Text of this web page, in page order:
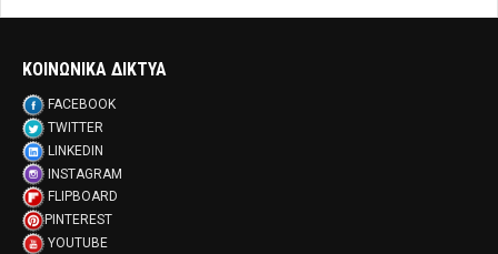
ΚΟΙΝΩΝΙΚΑ ΔΙΚΤΥΑ
FACEBOOK
TWITTER
LINKEDIN
INSTAGRAM
FLIPBOARD
PINTEREST
YOUTUBE